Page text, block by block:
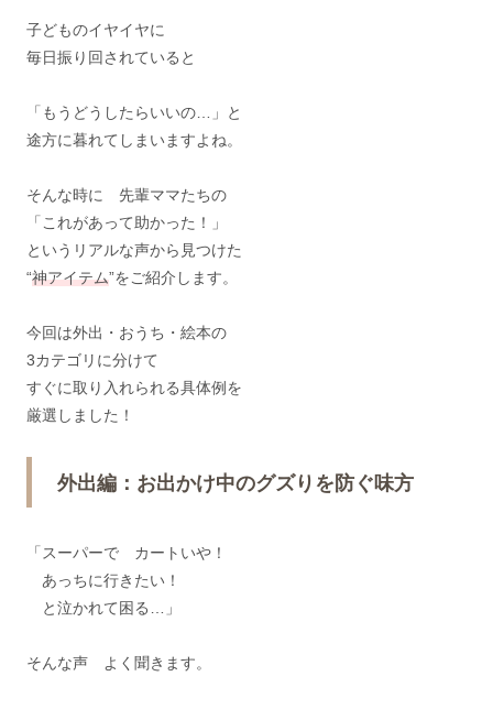
子どものイヤイヤに
毎日振り回されていると
「もうどうしたらいいの…」と
途方に暮れてしまいますよね。
そんな時に 先輩ママたちの
「これがあって助かった！」
というリアルな声から見つけた
“神アイテム”をご紹介します。
今回は外出・おうち・絵本の
3カテゴリに分けて
すぐに取り入れられる具体例を
厳選しました！
外出編：お出かけ中のグズりを防ぐ味方
「スーパーで カートいや！
あっちに行きたい！
と泣かれて困る…」
そんな声 よく聞きます。